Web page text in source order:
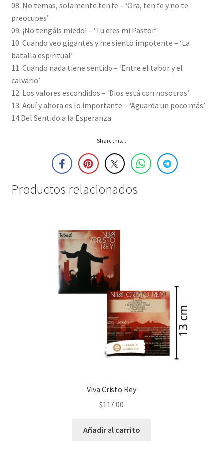
08. No temas, solamente ten fe – ‘Ora, ten fe y no te
preocupes’
09. ¡No tengáis miedo! – ‘Tu eres mi Pastor’
10. Cuando veo gigantes y me siento impotente – ‘La
batalla espiritual’
11. Cuando nada tiene sentido – ‘Entre el tabor y el
calvario’
12. Los valores escondidos – ‘Dios está con nosotros’
13. Aquí y ahora es lo importante – ‘Aguarda un poco más’
14.Del Sentido a la Esperanza
Share this...
Productos relacionados
Viva Cristo Rey
$117.00
Añadir al carrito